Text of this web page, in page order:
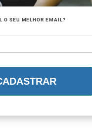
O SEU MELHOR EMAIL?